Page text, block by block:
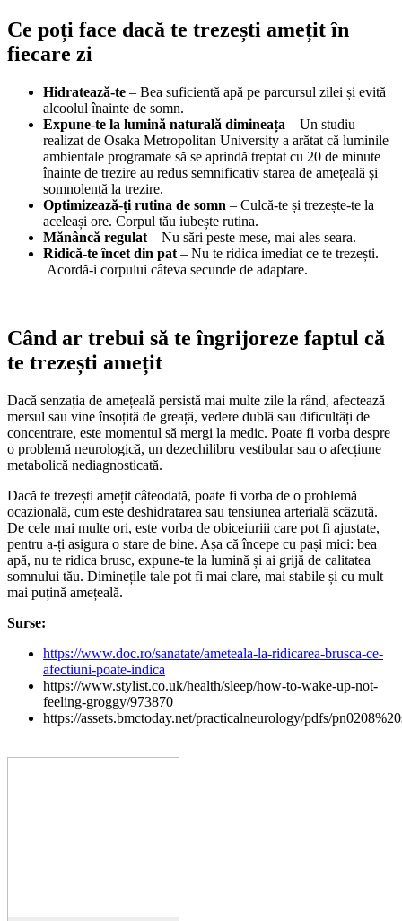
Ce poți face dacă te trezești amețit în
fiecare zi
Hidratează-te – Bea suficientă apă pe parcursul zilei și evită
alcoolul înainte de somn.
Expune-te la lumină naturală dimineața – Un studiu
realizat de Osaka Metropolitan University a arătat că luminile
ambientale programate să se aprindă treptat cu 20 de minute
înainte de trezire au redus semnificativ starea de amețeală și
somnolență la trezire.
Optimizează-ți rutina de somn – Culcă-te și trezește-te la
aceleași ore. Corpul tău iubește rutina.
Mănâncă regulat – Nu sări peste mese, mai ales seara.
Ridică-te încet din pat – Nu te ridica imediat ce te trezești.
Acordă-i corpului câteva secunde de adaptare.
Când ar trebui să te îngrijoreze faptul că
te trezești amețit
Dacă senzația de amețeală persistă mai multe zile la rând, afectează
mersul sau vine însoțită de greață, vedere dublă sau dificultăți de
concentrare, este momentul să mergi la medic. Poate fi vorba despre
o problemă neurologică, un dezechilibru vestibular sau o afecțiune
metabolică nediagnosticată.
Dacă te trezești amețit câteodată, poate fi vorba de o problemă
ocazională, cum este deshidratarea sau tensiunea arterială scăzută.
De cele mai multe ori, este vorba de obiceiuriii care pot fi ajustate,
pentru a-ți asigura o stare de bine. Așa că începe cu pași mici: bea
apă, nu te ridica brusc, expune-te la lumină și ai grijă de calitatea
somnului tău. Diminețile tale pot fi mai clare, mai stabile și cu mult
mai puțină amețeală.
Surse:
https://www.doc.ro/sanatate/ameteala-la-ridicarea-brusca-ce-
afectiuni-poate-indica
https://www.stylist.co.uk/health/sleep/how-to-wake-up-not-
feeling-groggy/973870
https://assets.bmctoday.net/practicalneurology/pdfs/